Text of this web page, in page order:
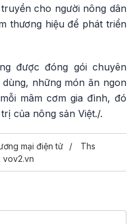
cho người nông dân
thương hiệu để phát triển
được đóng gói chuyên
những món ăn ngon
mâm cơm gia đình, đó
của nông sản Việt./.
mại điện tử
Ths
vov2.vn